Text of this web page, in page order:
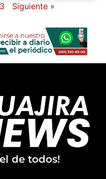
3 Siguiente »
de todos!